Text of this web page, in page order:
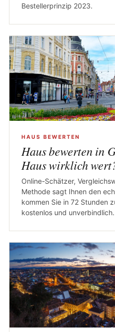
Bestellerprinzip 2023.
HAUS BEWERTEN
Haus bewerten in
Haus wirklich
Online-Schätzer,
Methode sagt Ihnen den
kommen Sie in 72 Stunden
kostenlos und unverbindlich.